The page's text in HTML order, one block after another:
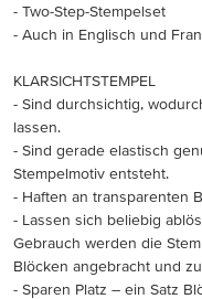
- Two-Step-Stempelset
- Auch in Englisch und
KLARSICHTSTEMPEL
- Sind durchsichtig,
lassen.
- Sind gerade elastisch
Stempelmotiv entsteht.
- Haften an transparenten
- Lassen sich beliebig
Gebrauch werden die
Blöcken angebracht und
- Sparen Platz – ein Satz